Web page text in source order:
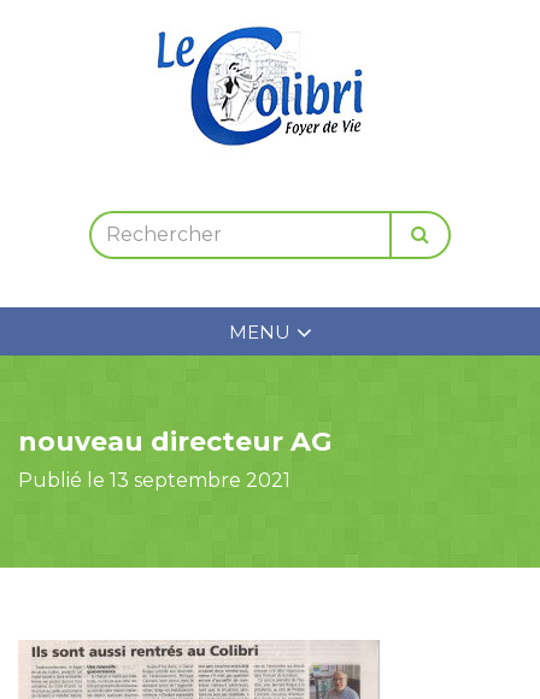
MENU
nouveau directeur AG
Publié le 13 septembre 2021